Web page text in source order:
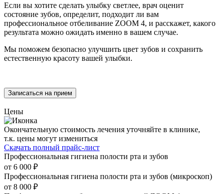
Если вы хотите сделать улыбку светлее, врач оценит
состояние зубов, определит, подходит ли вам
профессиональное отбеливание ZOOM 4, и расскажет, какого
результата можно ожидать именно в вашем случае.
Мы поможем безопасно улучшить цвет зубов и сохранить
естественную красоту вашей улыбки.
Записаться на прием
Цены
Окончательную стоимость лечения уточняйте в клинике,
т.к. цены могут измениться
Скачать полный прайс-лист
Профессиональная гигиена полости рта и зубов
от 6 000 ₽
Профессиональная гигиена полости рта и зубов (микроскоп)
от 8 000 ₽